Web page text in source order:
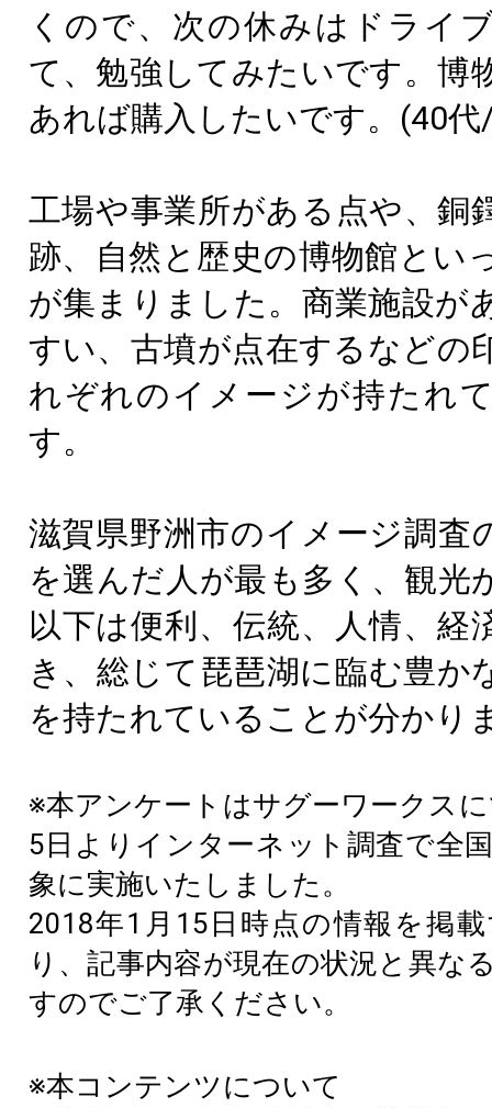
くので、次の休みはドライ
て、勉強してみたいです。博
あれば購入したいです。(40
工場や事業所がある点や、銅
跡、自然と歴史の博物館とい
が集まりました。商業施設が
すい、古墳が点在するなどの
れぞれのイメージが持たれ
す。
滋賀県野洲市のイメージ調査
を選んだ人が最も多く、観光
以下は便利、伝統、人情、経
き、総じて琵琶湖に臨む豊か
を持たれていることが分かり
※本アンケートはサグーワークス
5日よりインターネット調査で全
象に実施いたしました。
2018年1月15日時点の情報を掲
り、記事内容が現在の状況と異な
すのでご了承ください。
※本コンテンツについて